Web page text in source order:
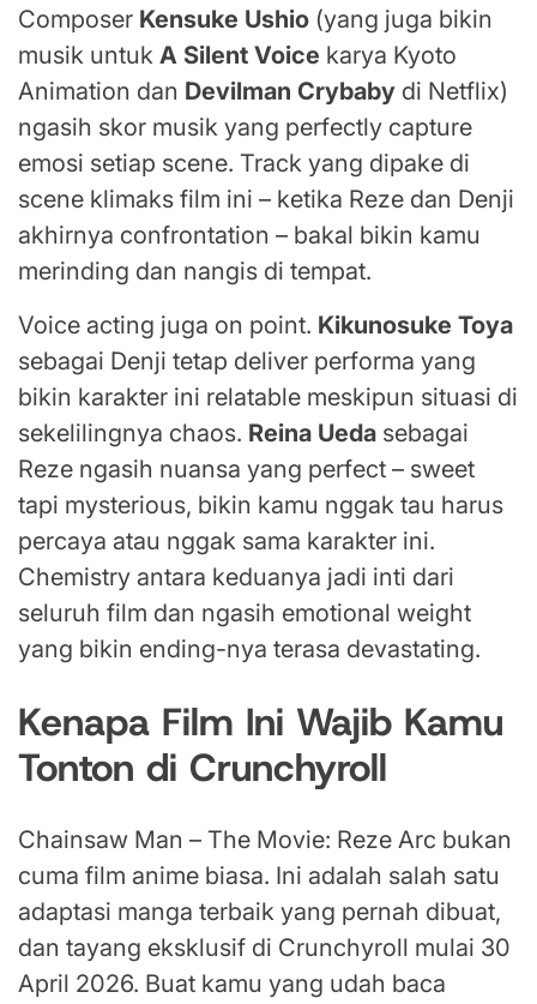
Composer Kensuke Ushio (yang juga bikin
musik untuk A Silent Voice karya Kyoto
Animation dan Devilman Crybaby di Netflix)
ngasih skor musik yang perfectly capture
emosi setiap scene. Track yang dipake di
scene klimaks film ini – ketika Reze dan Denji
akhirnya confrontation – bakal bikin kamu
merinding dan nangis di tempat.
Voice acting juga on point. Kikunosuke Toya
sebagai Denji tetap deliver performa yang
bikin karakter ini relatable meskipun situasi di
sekelilingnya chaos. Reina Ueda sebagai
Reze ngasih nuansa yang perfect – sweet
tapi mysterious, bikin kamu nggak tau harus
percaya atau nggak sama karakter ini.
Chemistry antara keduanya jadi inti dari
seluruh film dan ngasih emotional weight
yang bikin ending-nya terasa devastating.
Kenapa Film Ini Wajib Kamu
Tonton di Crunchyroll
Chainsaw Man – The Movie: Reze Arc bukan
cuma film anime biasa. Ini adalah salah satu
adaptasi manga terbaik yang pernah dibuat,
dan tayang eksklusif di Crunchyroll mulai 30
April 2026. Buat kamu yang udah baca